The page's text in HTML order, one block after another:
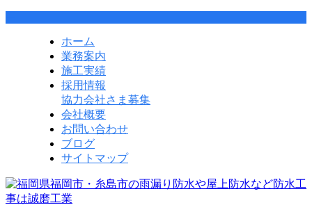
ホーム
業務案内
施工実績
採用情報
協力会社さま募集
会社概要
お問い合わせ
ブログ
サイトマップ